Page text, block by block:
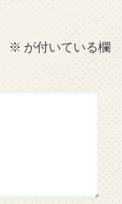
※ が付いている欄